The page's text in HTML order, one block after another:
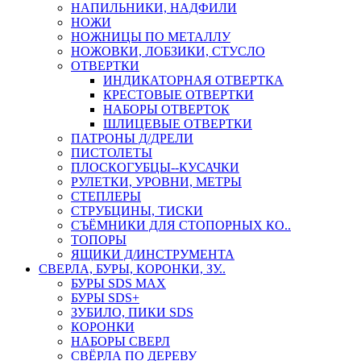
НАПИЛЬНИКИ, НАДФИЛИ
НОЖИ
НОЖНИЦЫ ПО МЕТАЛЛУ
НОЖОВКИ, ЛОБЗИКИ, СТУСЛО
ОТВЕРТКИ
ИНДИКАТОРНАЯ ОТВЕРТКА
КРЕСТОВЫЕ ОТВЕРТКИ
НАБОРЫ ОТВЕРТОК
ШЛИЦЕВЫЕ ОТВЕРТКИ
ПАТРОНЫ Д/ДРЕЛИ
ПИСТОЛЕТЫ
ПЛОСКОГУБЦЫ--КУСАЧКИ
РУЛЕТКИ, УРОВНИ, МЕТРЫ
СТЕПЛЕРЫ
СТРУБЦИНЫ, ТИСКИ
СЪЁМНИКИ ДЛЯ СТОПОРНЫХ КО..
ТОПОРЫ
ЯЩИКИ Д/ИНСТРУМЕНТА
СВЕРЛА, БУРЫ, КОРОНКИ, ЗУ..
БУРЫ SDS MAX
БУРЫ SDS+
ЗУБИЛО, ПИКИ SDS
КОРОНКИ
НАБОРЫ СВЕРЛ
СВЁРЛА ПО ДЕРЕВУ